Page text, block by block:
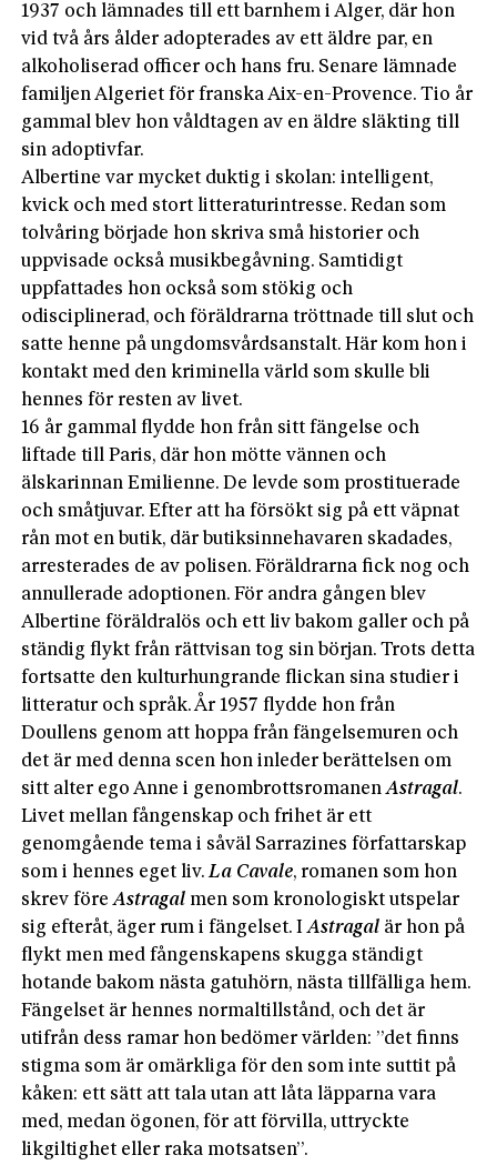
1937 och lämnades till ett barnhem i Alger, där hon
vid två års ålder adopterades av ett äldre par, en
alkoholiserad officer och hans fru. Senare lämnade
familjen Algeriet för franska Aix-en-Provence. Tio år
gammal blev hon våldtagen av en äldre släkting till
sin adoptivfar.
Albertine var mycket duktig i skolan: intelligent,
kvick och med stort litteraturintresse. Redan som
tolvåring började hon skriva små historier och
uppvisade också musikbegåvning. Samtidigt
uppfattades hon också som stökig och
odisciplinerad, och föräldrarna tröttnade till slut och
satte henne på ungdomsvårdsanstalt. Här kom hon i
kontakt med den kriminella värld som skulle bli
hennes för resten av livet.
16 år gammal flydde hon från sitt fängelse och
liftade till Paris, där hon mötte vännen och
älskarinnan Emilienne. De levde som prostituerade
och småtjuvar. Efter att ha försökt sig på ett väpnat
rån mot en butik, där butiksinnehavaren skadades,
arresterades de av polisen. Föräldrarna fick nog och
annullerade adoptionen. För andra gången blev
Albertine föräldralös och ett liv bakom galler och på
ständig flykt från rättvisan tog sin början. Trots detta
fortsatte den kulturhungrande flickan sina studier i
litteratur och språk. År 1957 flydde hon från
Doullens genom att hoppa från fängelsemuren och
det är med denna scen hon inleder berättelsen om
sitt alter ego Anne i genombrottsromanenAstragal.
Livet mellan fångenskap och frihet är ett
genomgående tema i såväl Sarrazines författarskap
som i hennes eget liv.La Cavale, romanen som hon
skrev föreAstragal men som kronologiskt utspelar
sig efteråt, äger rum i fängelset. IAstragal är hon på
flykt men med fångenskapens skugga ständigt
hotande bakom nästa gatuhörn, nästa tillfälliga hem.
Fängelset är hennes normaltillstånd, och det är
utifrån dess ramar hon bedömer världen: ”det finns
stigma som är omärkliga för den som inte suttit på
kåken: ett sätt att tala utan att låta läpparna vara
med, medan ögonen, för att förvilla, uttryckte
likgiltighet eller raka motsatsen”.